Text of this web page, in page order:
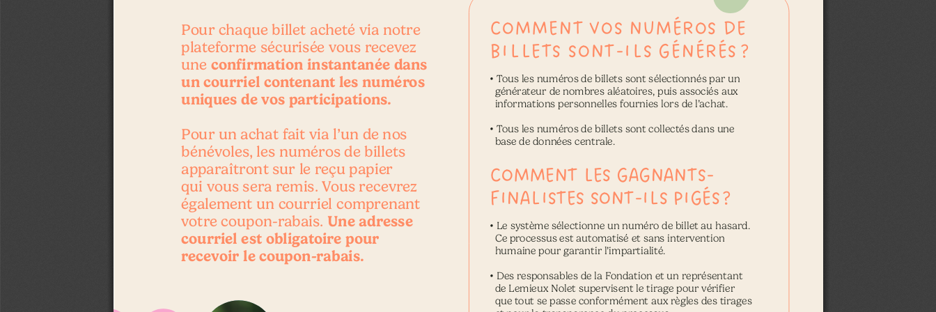
COMMENT VOS NUMÉROS DE
BILLETS SONT-ILS GÉNÉRÉS ?
• Tous les numéros de billets sont sélectionnés par un
  générateur de nombres aléatoires, puis associés aux
  informations personnelles fournies lors de l’achat.
• Tous les numéros de billets sont collectés dans une
  base de données centrale.
COMMENT LES GAGNANTS-
FINALISTES SONT-ILS PIGÉS ?
• Le système sélectionne un numéro de billet au hasard.
  Ce processus est automatisé et sans intervention
  humaine pour garantir l’impartialité.
• Des responsables de la Fondation et un représentant
  de Lemieux Nolet supervisent le tirage pour vérifier
  que tout se passe conformément aux règles des tirages
Pour chaque billet acheté via notre
plateforme sécurisée vous recevez
une confirmation instantanée dans
un courriel contenant les numéros
uniques de vos participations.
Pour un achat fait via l’un de nos
bénévoles, les numéros de billets
apparaîtront sur le reçu papier
qui vous sera remis. Vous recevrez
également un courriel comprenant
votre coupon-rabais. Une adresse
courriel est obligatoire pour
recevoir le coupon-rabais.